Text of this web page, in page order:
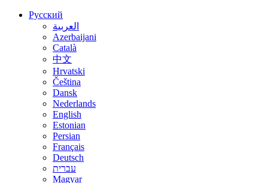
Русский
العربية
Azerbaijani
Català
中文
Hrvatski
Čeština
Dansk
Nederlands
English
Estonian
Persian
Français
Deutsch
עברית
Magyar